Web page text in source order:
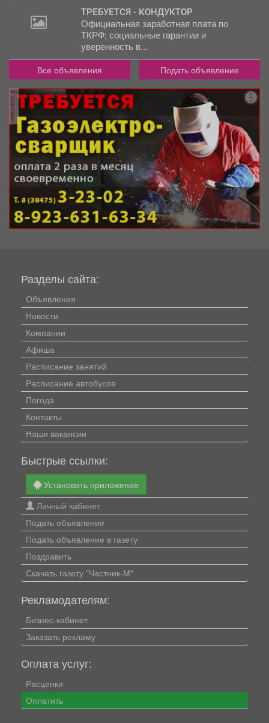
ТРЕБУЕТСЯ - КОНДУКТОР
Официальная заработная плата по
ТКРФ; социальные гарантии и
уверенность в...
Все объявления Подать объявление
реклама
Разделы сайта:
Объявления
Новости
Компании
Афиша
Расписание занятий
Расписание автобусов
Погода
Контакты
Наши вакансии
Быстрые ссылки:
Установить приложение
Личный кабинет
Подать объявление
Подать объявление в газету
Поздравить
Скачать газету "Частник-М"
Рекламодателям:
Бизнес-кабинет
Заказать рекламу
Оплата услуг:
Расценки
Оплатить